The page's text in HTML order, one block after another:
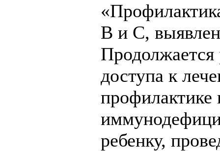
В и С,
Продолжается
доступа к
профилактике
ребенку,